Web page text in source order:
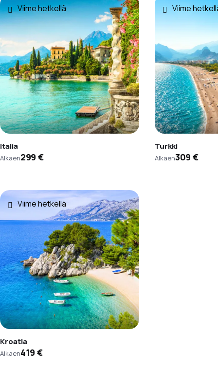
Viime hetkellä
Italia
Alkaen299 €
Viime
Turkki
Alkaen309 €
Viime hetkellä
Kroatia
Alkaen419 €